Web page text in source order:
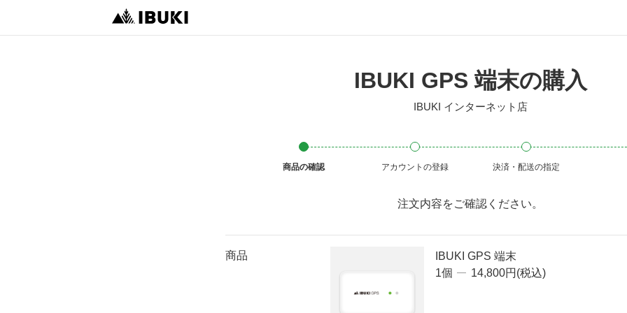
IBUKI GPS 端末の購入
IBUKI インターネット店
商品の確認 アカウントの登録 決済・配送の指定
注文内容をご確認ください。
商品
IBUKI GPS 端末
1個
14,800円(税込)